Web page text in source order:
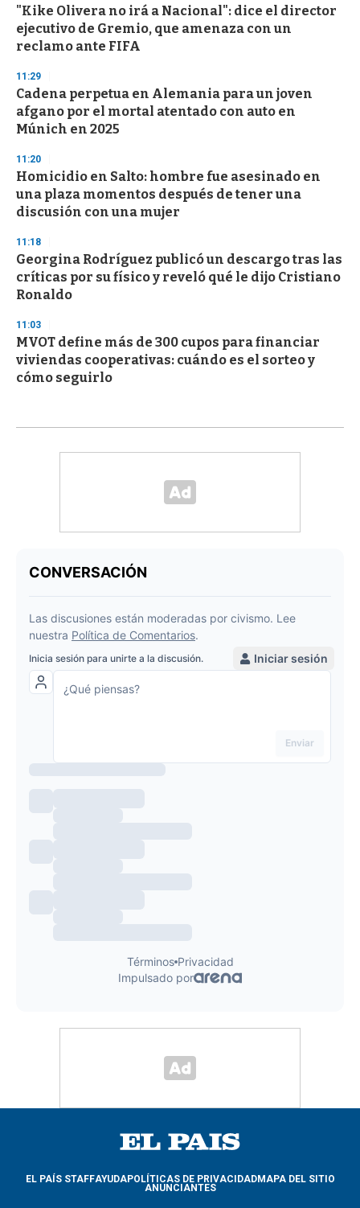
"Kike Olivera no irá a Nacional": dice el director
ejecutivo de Gremio, que amenaza con un
reclamo ante FIFA
11:29
Cadena perpetua en Alemania para un joven
afgano por el mortal atentado con auto en
Múnich en 2025
11:20
Homicidio en Salto: hombre fue asesinado en
una plaza momentos después de tener una
discusión con una mujer
11:18
Georgina Rodríguez publicó un descargo tras las
críticas por su físico y reveló qué le dijo Cristiano
Ronaldo
11:03
MVOT define más de 300 cupos para financiar
viviendas cooperativas: cuándo es el sorteo y
cómo seguirlo
EL PAÍS STAFFAYUDAPOLÍTICAS DE PRIVACIDADMAPA DEL SITIO
ANUNCIANTES